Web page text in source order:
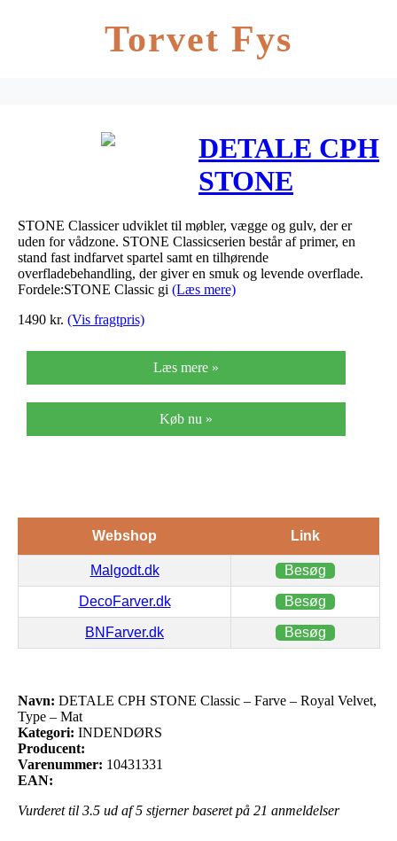
Torvet Fys
DETALE CPH
STONE
Classic –
Farve – Royal
Velvet, Type –
STONE Classicer udviklet til møbler, vægge og gulv, der er
uden for vådzone. STONE Classicserien består af primer, en
stand fast indfarvet spartel samt en tilhørende
overfladebehandling, der giver en smuk og levende overflade.
Fordele:STONE Classic gi (Læs mere)
1490 kr. (Vis fragtpris)
Læs mere »
Køb nu »
Webshop Link
Malgodt.dk Besøg
DecoFarver.dk Besøg
BNFarver.dk Besøg
Navn: DETALE CPH STONE Classic – Farve – Royal Velvet,
Type – Mat
Kategori: INDENDØRS
Producent:
Varenummer: 10431331
EAN:
Vurderet til 3.5 ud af 5 stjerner baseret på 21 anmeldelser